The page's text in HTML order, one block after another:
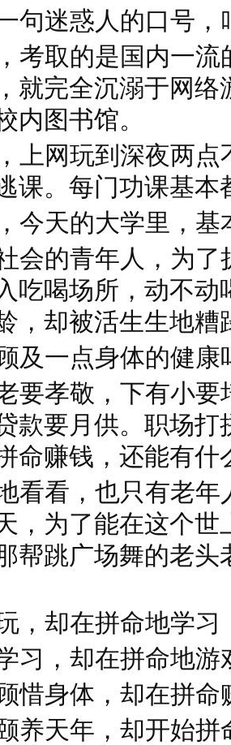
句迷惑人的口号，
考取的是国内一流
就完全沉溺于网
内图书馆。
上网玩到深夜两点
课。每门功课基本
今天的大学里，基
会的青年人，为了
吃喝场所，动不动
，却被活生生地糟
及一点身体的健康
要孝敬，下有小要
款要月供。职场
命赚钱，还能有什
看看，也只有老年
，为了能在这个
帮跳广场舞的老头
，却在拼命地学习
习，却在拼命地游
惜身体，却在拼命
养天年，却开始拼